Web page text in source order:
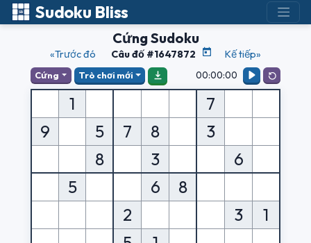
Sudoku Bliss
Cứng Sudoku
«Trước đó Câu đố #1647872 Kế tiếp»
Cứng Trò chơi mới 00:00:00
1
7
9
5 7 8
3
8
3
6
5
6
8
2
3
1